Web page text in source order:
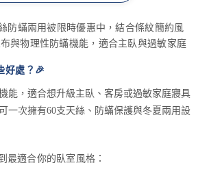
好處？🎉
能，適合想升級主臥、客房或過敏家庭寢具
一次擁有60支天絲、防蟎保護與冬夏兩用設
最適合你的臥室風格：